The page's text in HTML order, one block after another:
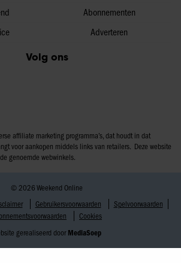
Abonnementen
Adverteren
Volg ons
affiliate marketing programma’s, dat houdt in dat
voor aankopen middels links van retailers. Deze website
genoemde webwinkels.
© 2026 Weekend Online
Gebruikersvoorwaarden
Spelvoorwaarden
Cookies
gerealiseerd door MediaSoep